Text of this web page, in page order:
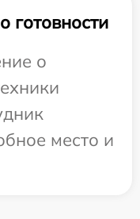
готовности
о
место и